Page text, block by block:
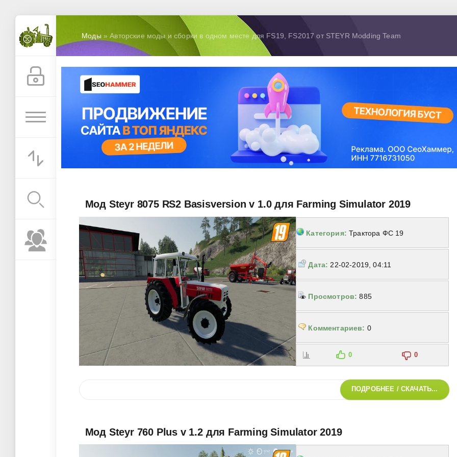
Моды» Авторские моды и сборки в одном месте для FS19, FS2017 от STEYR Modding Team
Мод Steyr 8075 RS2 Basisversion v 1.0 для Farming Simulator 2019
Категория: Трактора ФС 19
Дата: 22-02-2019, 04:11
Просмотров: 885
Комментариев: 0
0 0
ПОДРОБНЕЕ / СКАЧАТЬ...
Мод Steyr 760 Plus v 1.2 для Farming Simulator 2019